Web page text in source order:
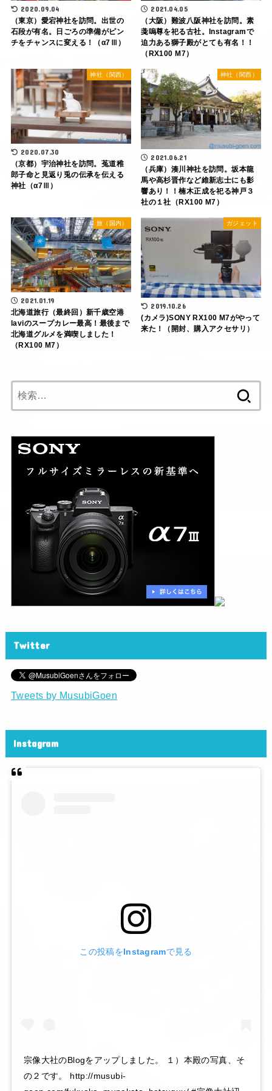
2020.09.04
（東京）愛宕神社を訪問。出世の
石段が有名。日ごろの準備がピン
チをチャンスに変える！（α7Ⅲ）
2021.04.05
（大阪）難波八阪神社を訪問。素
戔嗚尊を祀る古社。Instagramで
迫力ある獅子殿がとても有名！！
（RX100 M7）
神社（関西）
2020.07.30
（京都）宇治神社を訪問。菟道稚
郎子命と見返り兎の伝承を伝える
神社（α7Ⅲ）
神社（関西）
2021.06.21
（兵庫）湊川神社を訪問。坂本龍
馬や高杉晋作など維新志士にも影
響あり！！楠木正成を祀る神戸３
社の１社（RX100 M7）
旅（国内）
2021.01.19
北海道旅行（最終回）新千歳空港
laviのスープカレー最高！最後まで
北海道グルメを満喫しました！
（RX100 M7）
ガジェット
2019.10.26
(カメラ)SONY RX100 M7がやって
来た！（開封、購入アクセサリ）
索:
Twitter
Tweets by MusubiGoen
Instagram
この投稿をInstagramで見る
宗像大社のBlogをアップしました。 １）本殿の写真、そ
の２です。 http://musubi-